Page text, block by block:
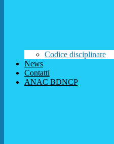
Codice disciplinare
News
Contatti
ANAC BDNCP